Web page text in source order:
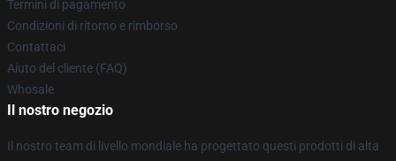
Termini di pagamento
Condizioni di ritorno e rimborso
Contattaci
Aiuto del cliente (FAQ)
Whosale
Il nostro negozio
Il nostro team di livello mondiale ha progettato questi prodotti di alta